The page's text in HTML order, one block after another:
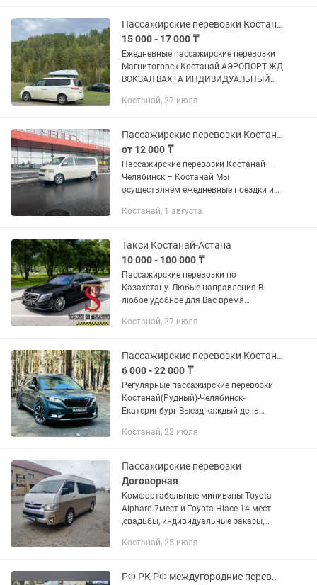
лкп,...
Пассажирские перевозки Костанай-Магнитогорск
15 000 - 17 000 ₸
Ежедневные пассажирские перевозки
Магнитогорск-Костанай АЭРОПОРТ ЖД
ВОКЗАЛ ВАХТА ИНДИВИДУАЛЬНЫЙ
минивэны, седаны, кроссоверы
Костанай, 27 июля
Пассажирские перевозки Костанай - Челябинск
от 12 000 ₸
Пассажирские перевозки Костанай –
Челябинск – Костанай Мы
осуществляем ежедневные поездки из
Забираем пассажиров от адреса до
Костанай, 1 августа
Такси Костанай-Астана
10 000 - 100 000 ₸
Пассажирские перевозки по
Казахстану. Любые направления В
любое удобное для Вас время
Зеренда, Астана, Караганда, Жезказган,
Костанай, 27 июля
Пассажирские перевозки Костанай(Рудный)-Челябинск-Екатеринбург
6 000 - 22 000 ₸
Регулярные пассажирские перевозки
Костанай(Рудный)-Челябинск-
Екатеринбург Выезд каждый день
премиум класса Легковые авто,
Индивидуальный...
Костанай, 22 июля
Пассажирские перевозки
Договорная
Комфортабельные минивэны Тoyota
Alphard 7мест и Toyota Hiace 14 мест
,свадьбы, индивидуальные заказы,
свадьбы, чисто уютно тепло,встреча с
Костанай, 25 июля
РФ РК РФ междугородние перевозки